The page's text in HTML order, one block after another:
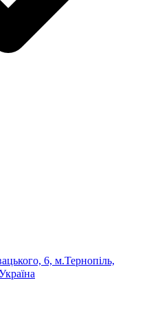
6, м.Тернопіль,